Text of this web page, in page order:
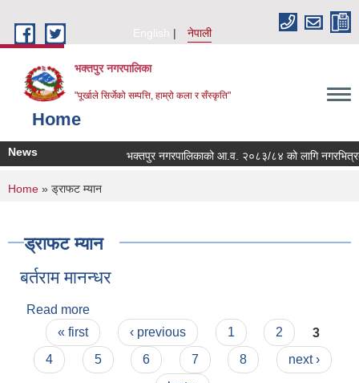
English
नेपाली
भक्तपुर नगरपालिका
"पूर्खाले सिर्जेको सम्पत्ति, हाम्रो कला र सँस्कृति"
Home
News भक्तपुर नगरपालिकाको आ.व. २०८३/८४ को लागि नगरभित्रका
You are here
Home » ड्राफट म्यान
ड्राफट म्यान
बर्तराम मानन्धर
Read more
Pages
« first ‹ previous 1 2
3
4
5 6 7 8
next ›